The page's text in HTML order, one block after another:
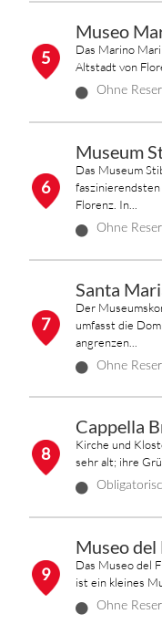
5
Museo
Das Marino
Altstadt von
Ohne
6
Museum
Das Museum
Florenz. In...
Ohne
7
Santa
Der
umfasst die
angrenzen...
Ohne
8
Cappella
Kirche und
sehr alt; ihre
9
Museo
Das Museo del
ist ein kleines
Ohne